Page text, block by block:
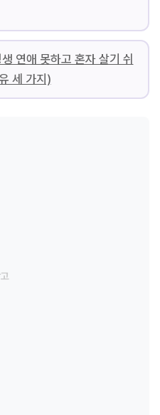
연애 못하고 혼자 살기 쉬
세 가지)